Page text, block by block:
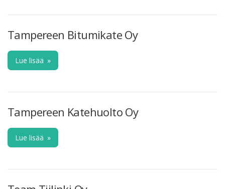
Tampereen Bitumikate Oy
Lue lisää »
Tampereen Katehuolto Oy
Lue lisää »